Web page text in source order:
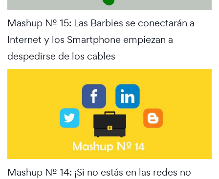
Mashup Nº 15: Las Barbies se conectarán a
Internet y los Smartphone empiezan a
despedirse de los cables
Mashup Nº 14: ¡Si no estás en las redes no